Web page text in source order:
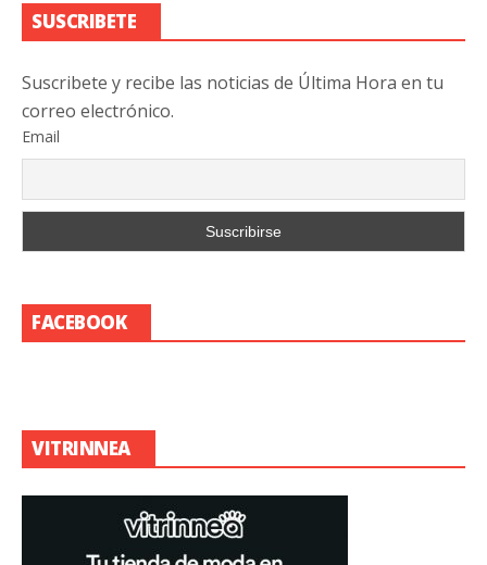
SUSCRIBETE
Suscribete y recibe las noticias de Última Hora en tu
correo electrónico.
Email
FACEBOOK
VITRINNEA